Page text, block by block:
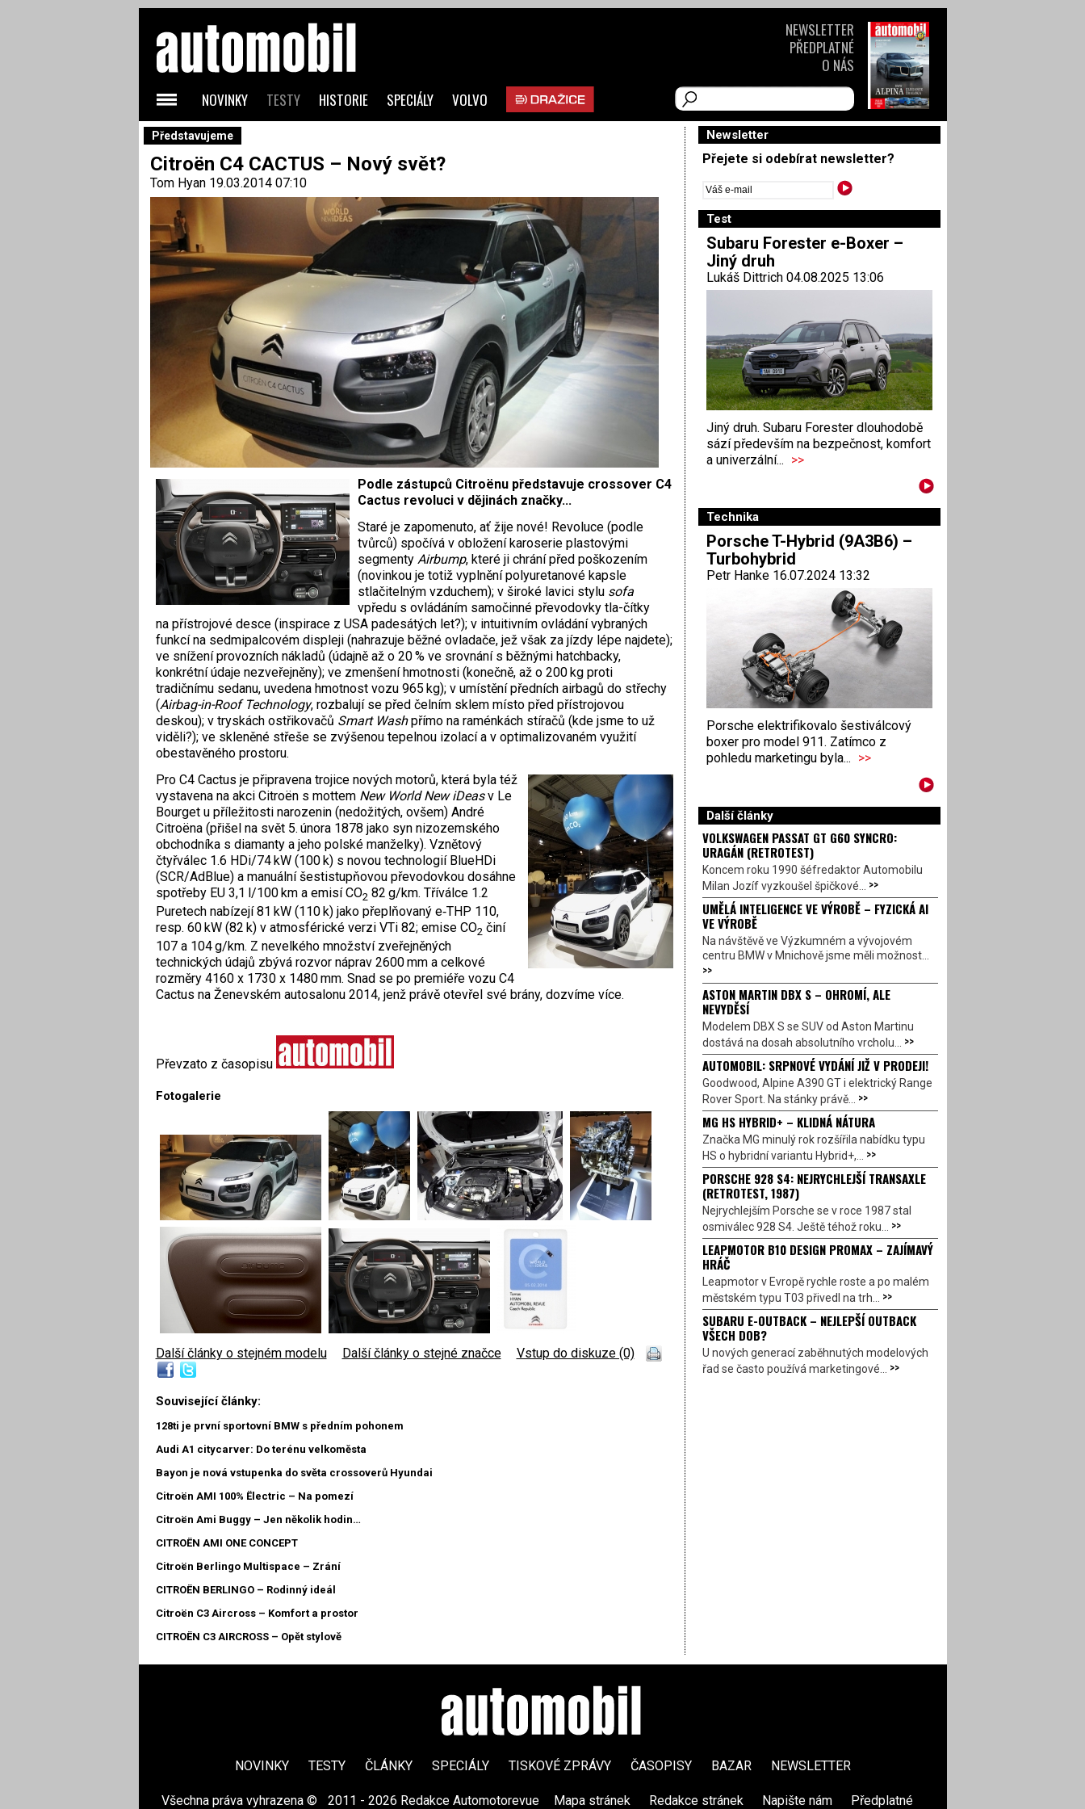
Představujeme
Citroën C4 CACTUS – Nový svět?
Tom Hyan19.03.2014 07:10
Podle zástupců Citroënu představuje crossover C4
Cactus revoluci v dějinách značky...
Staré je zapomenuto, ať žije nové! Revoluce (podle
tvůrců) spočívá v obložení karoserie plastovými
segmenty Airbump, které ji chrání před poškozením
(novinkou je totiž vyplnění polyuretanové kapsle
stlačitelným vzduchem); v široké lavici stylu sofa
vpředu s ovládáním samočinné převodovky tla-čítky
na přístrojové desce (inspirace z USA padesátých let?); v intuitivním ovládání vybraných
funkcí na sedmipalcovém displeji (nahrazuje běžné ovladače, jež však za jízdy lépe najdete);
ve snížení provozních nákladů (údajně až o 20 % ve srovnání s běžnými hatchbacky,
konkrétní údaje nezveřejněny); ve zmenšení hmotnosti (konečně, až o 200 kg proti
tradičnímu sedanu, uvedena hmotnost vozu 965 kg); v umístění předních airbagů do střechy
(Airbag-in-Roof Technology, rozbalují se před čelním sklem místo před přístrojovou
deskou); v tryskách ostřikovačů Smart Washpřímo na raménkách stíračů (kde jsme to už
viděli?); ve skleněné střeše se zvýšenou tepelnou izolací a v optimalizovaném využití
obestavěného prostoru.
Pro C4 Cactus je připravena trojice nových motorů, která byla též
vystavena na akci Citroën s mottem New World New iDeasv Le
Bourget u příležitosti narozenin (nedožitých, ovšem) André
Citroëna (přišel na svět 5. února 1878 jako syn nizozemského
obchodníka s diamanty a jeho polské manželky). Vznětový
čtyřválec 1.6 HDi/74 kW (100 k) s novou technologií BlueHDi
(SCR/AdBlue) a manuální šestistupňovou převodovkou dosáhne
spotřeby EU 3,1 l/100 km a emisí CO2 82 g/km. Tříválce 1.2
Puretech nabízejí 81 kW (110 k) jako přeplňovaný e‑THP 110,
resp. 60 kW (82 k) v atmosférické verzi VTi 82; emise CO2 činí
107 a 104 g/km. Z nevelkého množství zveřejněných
technických údajů zbývá rozvor náprav 2600 mm a celkové
rozměry 4160 x 1730 x 1480 mm. Snad se po premiéře vozu C4
Cactus na Ženevském autosalonu 2014, jenž právě otevřel své brány, dozvíme více.
Převzato z časopisu
Fotogalerie
Další články o stejném modelu Další články o stejné značce Vstup do diskuze (0)
Související články:
128ti je první sportovní BMW s předním pohonem
Audi A1 citycarver: Do terénu velkoměsta
Bayon je nová vstupenka do světa crossoverů Hyundai
Citroën AMI 100% Ëlectric – Na pomezí
Citroën Ami Buggy – Jen několik hodin…
CITROËN AMI ONE CONCEPT
Citroën Berlingo Multispace – Zrání
CITROËN BERLINGO – Rodinný ideál
Citroën C3 Aircross – Komfort a prostor
CITROËN C3 AIRCROSS – Opět stylově
Newsletter
Přejete si odebírat newsletter?
Test
Subaru Forester e-Boxer –
Jiný druh
Lukáš Dittrich 04.08.2025 13:06
Jiný druh. Subaru Forester dlouhodobě
sází především na bezpečnost, komfort
a univerzální... >>
Technika
Porsche T-Hybrid (9A3B6) –
Turbohybrid
Petr Hanke 16.07.2024 13:32
Porsche elektrifikovalo šestiválcový
boxer pro model 911. Zatímco z
pohledu marketingu byla... >>
Další články
VOLKSWAGEN PASSAT GT G60 SYNCRO:
URAGÁN (RETROTEST)
Koncem roku 1990 šéfredaktor Automobilu
Milan Jozíf vyzkoušel špičkové... >>
UMĚLÁ INTELIGENCE VE VÝROBĚ – FYZICKÁ AI
VE VÝROBĚ
Na návštěvě ve Výzkumném a vývojovém
centru BMW v Mnichově jsme měli možnost...
>>
ASTON MARTIN DBX S – OHROMÍ, ALE
NEVYDĚSÍ
Modelem DBX S se SUV od Aston Martinu
dostává na dosah absolutního vrcholu... >>
AUTOMOBIL: SRPNOVÉ VYDÁNÍ JIŽ V PRODEJI!
Goodwood, Alpine A390 GT i elektrický Range
Rover Sport. Na stánky právě... >>
MG HS HYBRID+ – KLIDNÁ NÁTURA
Značka MG minulý rok rozšířila nabídku typu
HS o hybridní variantu Hybrid+,... >>
PORSCHE 928 S4: NEJRYCHLEJŠÍ TRANSAXLE
(RETROTEST, 1987)
Nejrychlejším Porsche se v roce 1987 stal
osmiválec 928 S4. Ještě téhož roku... >>
LEAPMOTOR B10 DESIGN PROMAX – ZAJÍMAVÝ
HRÁČ
Leapmotor v Evropě rychle roste a po malém
městském typu T03 přivedl na trh... >>
SUBARU E-OUTBACK – NEJLEPŠÍ OUTBACK
VŠECH DOB?
U nových generací zaběhnutých modelových
řad se často používá marketingové... >>
NOVINKY TESTY HISTORIE SPECIÁLY VOLVO
NEWSLETTER
PŘEDPLATNÉ
O NÁS
NOVINKY TESTY ČLÁNKY SPECIÁLY TISKOVÉ ZPRÁVY ČASOPISY BAZAR NEWSLETTER
Všechna práva vyhrazena © 2011 - 2026 Redakce Automotorevue Mapa stránek Redakce stránek Napište nám Předplatné